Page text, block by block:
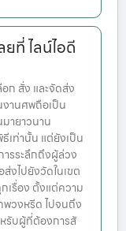
ที่ ไลน์ไอดี
ก สั่ง และจัดส่ง
งานศพถือเป็น
ายาวนาน
เท่านั้น แต่ยังเป็น
รระลึกถึงผู้ล่วง
งไปยังวัดในเขต
เรื่อง ตั้งแต่ความ
พวงหรีด ไปจนถึง
รับผู้ที่ต้องการสั